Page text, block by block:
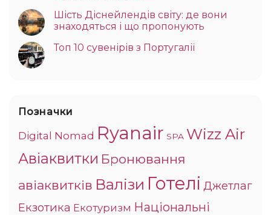
Шість Діснейлендів світу: де вони
знаходяться і що пропонують
Топ 10 сувенірів з Португалії
Позначки
Digital Nomad Ryanair SPA Wizz Air
Авіаквитки Бронювання
авіаквитків Валізи Готелі Джетлаг
Екзотика Екотуризм Національні